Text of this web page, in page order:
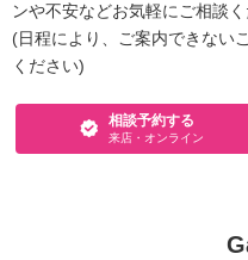
ンや不安などお気軽にご相談く
(日程により、ご案内できない
ください)
相談予約する
来店・オンライン